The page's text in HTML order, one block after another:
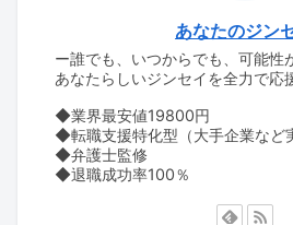
あなたのジン
ー誰でも、いつからでも、可能性
あなたらしいジンセイを全力で応
◆業界最安値19800円
◆転職支援特化型（大手企業など
◆弁護士監修
◆退職成功率100％